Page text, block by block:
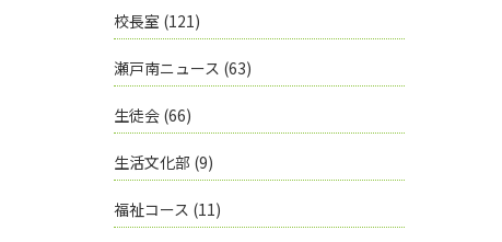
校長室 (121)
瀬戸南ニュース (63)
生徒会 (66)
生活文化部 (9)
福祉コース (11)